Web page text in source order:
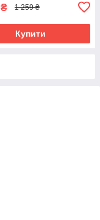
₴ 1 259 ₴
Купити